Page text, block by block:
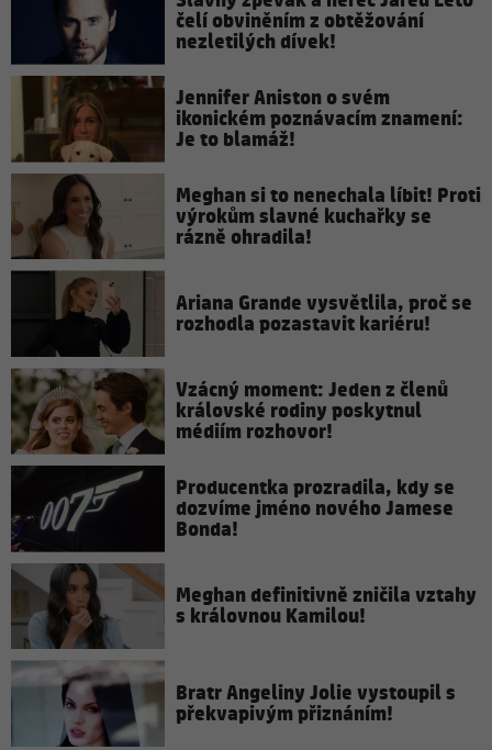
čelí obviněním z obtěžování
nezletilých dívek!
Jennifer Aniston o svém
ikonickém poznávacím znamení:
Je to blamáž!
Meghan si to nenechala líbit! Proti
výrokům slavné kuchařky se
rázně ohradila!
Ariana Grande vysvětlila, proč se
rozhodla pozastavit kariéru!
Vzácný moment: Jeden z členů
královské rodiny poskytnul
médiím rozhovor!
Producentka prozradila, kdy se
dozvíme jméno nového Jamese
Bonda!
Meghan definitivně zničila vztahy
s královnou Kamilou!
Bratr Angeliny Jolie vystoupil s
překvapivým přiznáním!